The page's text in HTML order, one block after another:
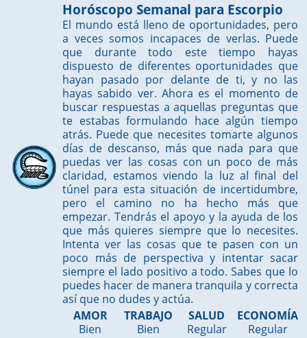
Horóscopo Semanal para Escorpio
El mundo está lleno de oportunidades, pero
a veces somos incapaces de verlas. Puede
que durante todo este tiempo hayas
dispuesto de diferentes oportunidades que
hayan pasado por delante de ti, y no las
hayas sabido ver. Ahora es el momento de
buscar respuestas a aquellas preguntas que
te estabas formulando hace algún tiempo
atrás. Puede que necesites tomarte algunos
días de descanso, más que nada para que
puedas ver las cosas con un poco de más
claridad, estamos viendo la luz al final del
túnel para esta situación de incertidumbre,
pero el camino no ha hecho más que
empezar. Tendrás el apoyo y la ayuda de los
que más quieres siempre que lo necesites.
Intenta ver las cosas que te pasen con un
poco más de perspectiva y intentar sacar
siempre el lado positivo a todo. Sabes que lo
puedes hacer de manera tranquila y correcta
así que no dudes y actúa.
AMOR
Bien
TRABAJO
Bien
SALUD
Regular
ECONOMÍA
Regular